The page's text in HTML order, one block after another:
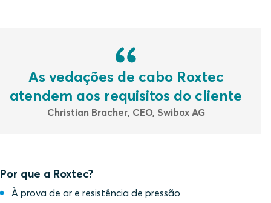
As vedações de cabo Roxtec
atendem aos requisitos do cliente
Christian Bracher, CEO, Swibox AG
Por que a Roxtec?
À prova de ar e resistência de pressão